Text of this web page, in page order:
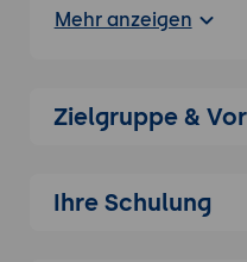
Bedeutung
Monitoring
Mehr anzeigen
Zielgruppe &
Ihre Schulung